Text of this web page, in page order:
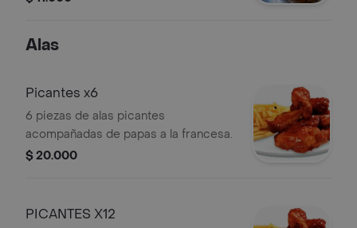
Alas
Picantes x6
6 piezas de alas picantes
acompañadas de papas a la francesa.
$ 20.000
PICANTES X12